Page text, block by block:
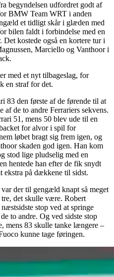
begyndelsen udfordret godt af
BMW Team WRT i anden
et tidligt skår i glæden med
bilen faldt i forbindelse med en
Det kostede også en kortere tur i
Marciello og Vanthoor i
med et nyt tilbageslag, for
en straf for det.
83 den første af de førende til at
af de to andre Ferrariers sekvens.
51, mens 50 blev ude til en
for alvor i spil for
løbet bragt sig frem igen, og
skaden god igen. Han kom
stod lige pludselig med en
hentede han efter de fik snydt
ekstra på dækkene til sidst.
der til gengæld knapt så meget
det skulle være. Robert
stop ved at springe
to andre. Og ved sidste stop
mens 83 skulle tanke længere –
kunne tage føringen.